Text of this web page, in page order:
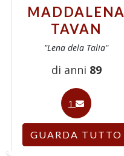
MADDALENA
TAVAN
"Lena dela Talia"
di anni 89
1
GUARDA TUTTO